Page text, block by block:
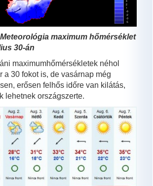
maximum hőmérséklet
30-án
maximumhőmérsékletek néhol
a 30 fokot is, de vasárnap még
erősen felhős időre van kilátás,
lehetnek országszerte.